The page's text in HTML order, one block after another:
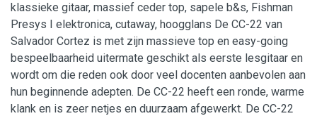
klassieke gitaar, massief ceder top, sapele b&s, Fishman
Presys I elektronica, cutaway, hoogglans De CC-22 van
Salvador Cortez is met zijn massieve top en easy-going
bespeelbaarheid uitermate geschikt als eerste lesgitaar en
wordt om die reden ook door veel docenten aanbevolen aan
hun beginnende adepten. De CC-22 heeft een ronde, warme
klank en is zeer netjes en duurzaam afgewerkt. De CC-22